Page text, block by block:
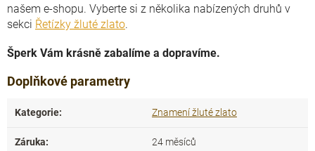
našem e-shopu. Vyberte si z několika nabízených druhů v
sekci Řetízky žluté zlato.
Šperk Vám krásně zabalíme a dopravíme.
Doplňkové parametry
Kategorie: Znamení žluté zlato
Záruka: 24 měsíců